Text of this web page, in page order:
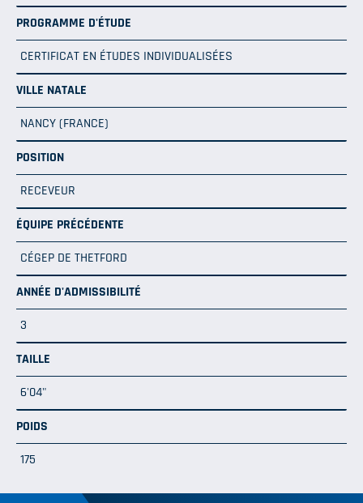
PROGRAMME D'ÉTUDE
CERTIFICAT EN ÉTUDES INDIVIDUALISÉES
VILLE NATALE
NANCY (FRANCE)
POSITION
RECEVEUR
ÉQUIPE PRÉCÉDENTE
CÉGEP DE THETFORD
ANNÉE D'ADMISSIBILITÉ
3
TAILLE
6'04"
POIDS
175